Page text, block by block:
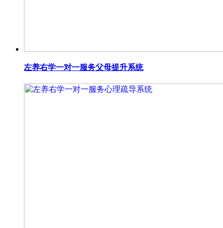
左养右学一对一服务父母提升系统